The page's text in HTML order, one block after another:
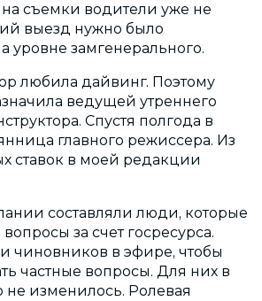
на съемки водители уже не
выезд нужно было
уровне замгенерального.
любила дайвинг. Поэтому
ведущей утреннего
Спустя полгода в
главного режиссера. Из
ставок в моей редакции
составляли люди, которые
за счет госресурса.
чиновников в эфире, чтобы
частные вопросы. Для них в
не изменилось. Ролевая